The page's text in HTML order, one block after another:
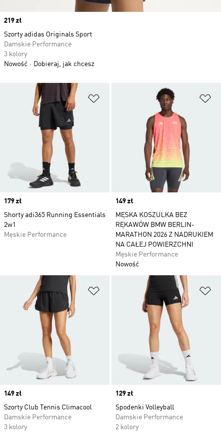
Dodaj do listy życzeń
Price
179 zł
Shorty adi365 Running Essentials
2w1
Męskie Performance
Price
149 zł
MĘSKA KOSZULKA BEZ
RĘKAWÓW BMW BERLIN-
MARATHON 2026 Z NADRUKIEM
NA CAŁEJ POWIERZCHNI
Męskie Performance
Nowość
Dodaj do listy życzeń
Price
149 zł
Szorty Club Tennis Climacool
Damskie Performance
3 kolory
Price
129 zł
Spodenki Volleyball
Damskie Performance
2 kolory
Price
219 zł
Szorty adidas Originals Sport
Damskie Performance
3 kolory
Nowość
Dobieraj, jak chcesz